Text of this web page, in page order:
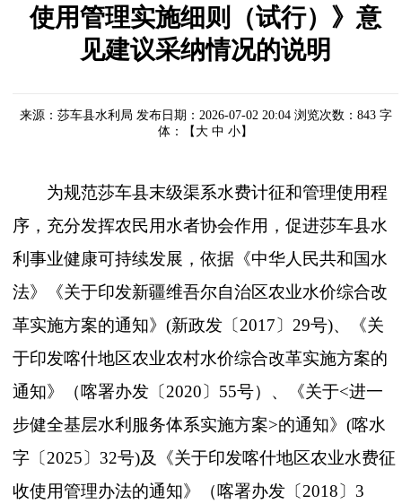
使用管理实施细则（试行）》意
见建议采纳情况的说明
来源：莎车县水利局 发布日期：2026-07-02 20:04 浏览次数： 843 字
体：【 大 中 小】
为规范莎车县末级渠系水费计征和管理使用程
序，充分发挥农民用水者协会作用，促进莎车县水
利事业健康可持续发展 ，依据 《中华人民共和国水
法》《关于印发新疆维吾尔自治区农业水价综合改
革实施方案的通知》(新政发〔 2017 〕 29号)、《关
于印发喀什地区农业农村水价综合改革实施方案的
通知》（喀署办发〔 2020 〕 55号）、《关于<进一
步健全基层水利服务体系实施方案>的通知》(喀水
字〔 2025 〕 32号)及《关于印发喀什地区农业水费征
收使用管理办法的通知》（喀署办发〔 2018 〕 3